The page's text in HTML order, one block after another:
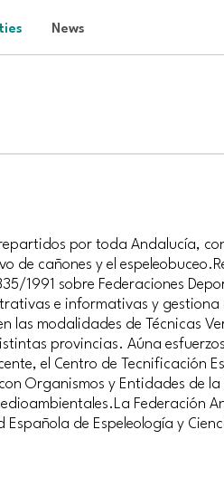
News
por toda Andalucía,
cañones y el
1991 sobre Federaciones
e informativas y
modalidades de Técnicas
provincias. Aúna
el Centro de Tecnificación
Organismos y Entidades de
Federación
de Espeleología y